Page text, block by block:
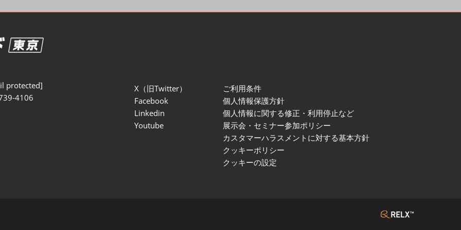
protected]
4106
X（旧Twitter）
Facebook
Linkedin
Youtube
ご利用条件
個人情報保護方針
個人情報に関する修正・利用停止など
展示会・セミナー参加ポリシー
カスタマーハラスメントに対する基本方針
クッキーポリシー
クッキーの設定